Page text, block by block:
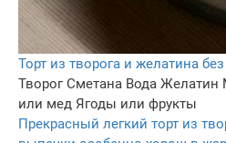
Торт из творога и желатина
Творог Сметана Вода Желатин
или мед Ягоды или фрукты
Прекрасный легкий торт из